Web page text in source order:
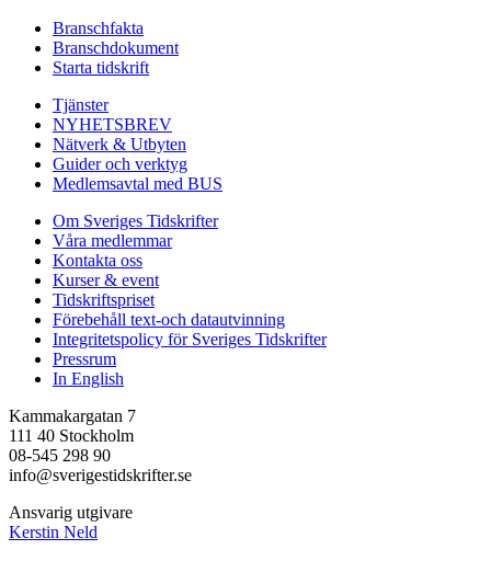
Branschfakta
Branschdokument
Starta tidskrift
Tjänster
NYHETSBREV
Nätverk & Utbyten
Guider och verktyg
Medlemsavtal med BUS
Om Sveriges Tidskrifter
Våra medlemmar
Kontakta oss
Kurser & event
Tidskriftspriset
Förebehåll text-och datautvinning
Integritetspolicy för Sveriges Tidskrifter
Pressrum
In English
Kammakargatan 7
111 40 Stockholm
08-545 298 90
info@sverigestidskrifter.se
Ansvarig utgivare
Kerstin Neld